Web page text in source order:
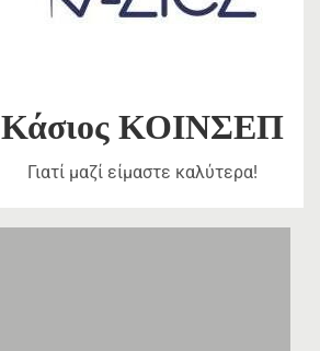
Κάσιος ΚΟΙΝΣΕΠ
Γιατί μαζί είμαστε καλύτερα!